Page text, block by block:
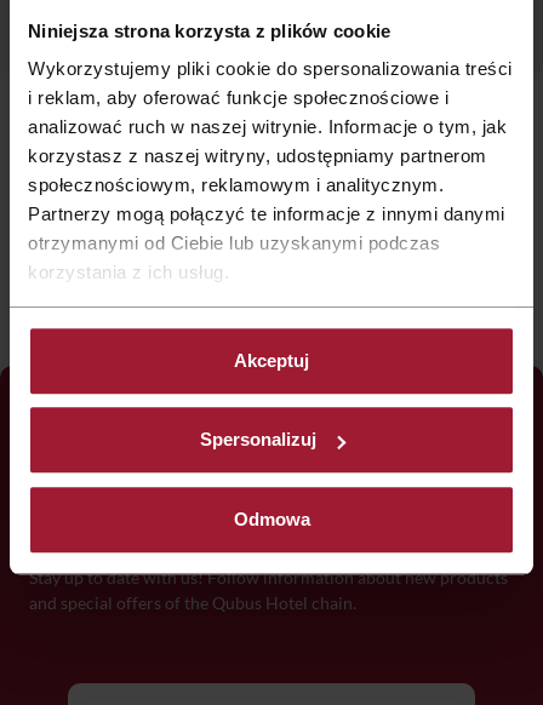
Niniejsza strona korzysta z plików cookie
Wykorzystujemy pliki cookie do spersonalizowania treści
i reklam, aby oferować funkcje społecznościowe i
analizować ruch w naszej witrynie. Informacje o tym, jak
korzystasz z naszej witryny, udostępniamy partnerom
społecznościowym, reklamowym i analitycznym.
Partnerzy mogą połączyć te informacje z innymi danymi
otrzymanymi od Ciebie lub uzyskanymi podczas
korzystania z ich usług.
Akceptuj
Spersonalizuj
Odmowa
Subscribe to the newsletter andget a
Stay up to date with us! Follow information about new products
and special offers of the Qubus Hotel chain.